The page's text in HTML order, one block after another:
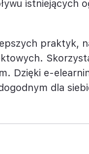
istniejących
praktyk,
Dzięki e-
dla